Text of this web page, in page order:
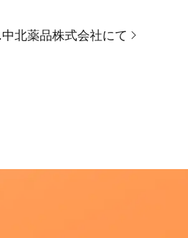
北薬品株式会社にて